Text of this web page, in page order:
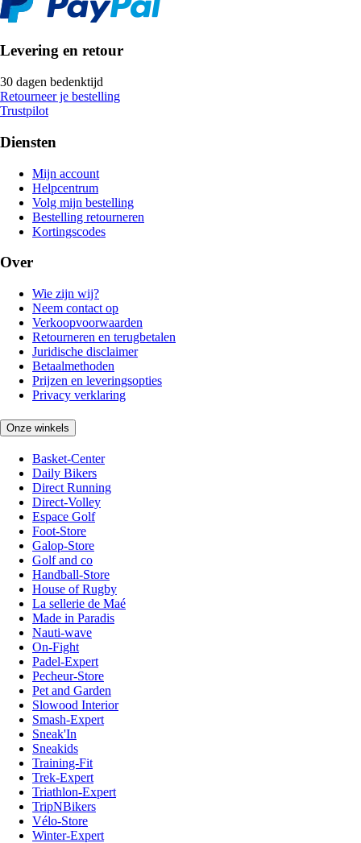
Levering en retour
30 dagen bedenktijd
Retourneer je bestelling
Trustpilot
Diensten
Mijn account
Helpcentrum
Volg mijn bestelling
Bestelling retourneren
Kortingscodes
Over
Wie zijn wij?
Neem contact op
Verkoopvoorwaarden
Retourneren en terugbetalen
Juridische disclaimer
Betaalmethoden
Prijzen en leveringsopties
Privacy verklaring
Onze winkels
Basket-Center
Daily Bikers
Direct Running
Direct-Volley
Espace Golf
Foot-Store
Galop-Store
Golf and co
Handball-Store
House of Rugby
La sellerie de Maé
Made in Paradis
Nauti-wave
On-Fight
Padel-Expert
Pecheur-Store
Pet and Garden
Slowood Interior
Smash-Expert
Sneak'In
Sneakids
Training-Fit
Trek-Expert
Triathlon-Expert
TripNBikers
Vélo-Store
Winter-Expert